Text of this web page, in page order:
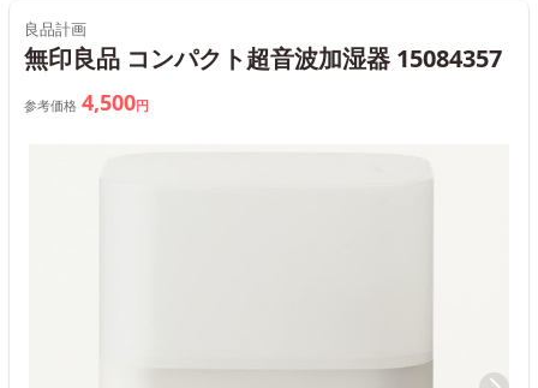
良品計画
無印良品 コンパクト超音波加湿器 15084357
参考価格 4,500円